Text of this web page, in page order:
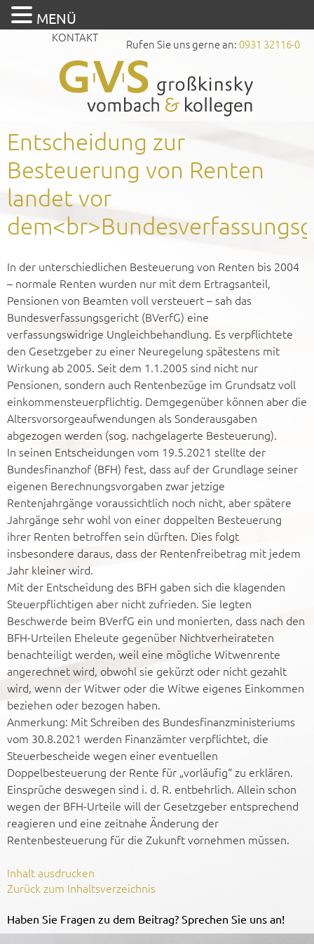
Rufen Sie uns gerne an: 0931 32116-0
KONTAKT
Entscheidung zur
Besteuerung von Renten
landet vor
In der unterschiedlichen Besteuerung von Renten bis 2004
– normale Renten wurden nur mit dem Ertragsanteil,
Pensionen von Beamten voll versteuert – sah das
Bundesverfassungsgericht (BVerfG) eine
verfassungswidrige Ungleichbehandlung. Es verpflichtete
den Gesetzgeber zu einer Neuregelung spätestens mit
Wirkung ab 2005. Seit dem 1.1.2005 sind nicht nur
Pensionen, sondern auch Rentenbezüge im Grundsatz voll
einkommensteuerpflichtig. Demgegenüber können aber die
Altersvorsorgeaufwendungen als Sonderausgaben
abgezogen werden (sog. nachgelagerte Besteuerung).
In seinen Entscheidungen vom 19.5.2021 stellte der
Bundesfinanzhof (BFH) fest, dass auf der Grundlage seiner
eigenen Berechnungsvorgaben zwar jetzige
Rentenjahrgänge voraussichtlich noch nicht, aber spätere
Jahrgänge sehr wohl von einer doppelten Besteuerung
ihrer Renten betroffen sein dürften. Dies folgt
insbesondere daraus, dass der Rentenfreibetrag mit jedem
Jahr kleiner wird.
Mit der Entscheidung des BFH gaben sich die klagenden
Steuerpflichtigen aber nicht zufrieden. Sie legten
Beschwerde beim BVerfG ein und monierten, dass nach den
BFH-Urteilen Eheleute gegen­über Nicht­verheirateten
benach­teiligt werden, weil eine mögliche Witwenrente
ange­rechnet wird, obwohl sie gekürzt oder nicht gezahlt
wird, wenn der Witwer oder die Witwe eigenes Einkommen
beziehen oder bezogen haben.
Anmerkung: Mit Schreiben des Bundesfinanzministeriums
vom 30.8.2021 werden Finanzämter verpflichtet, die
Steuerbescheide wegen einer eventuellen
Doppelbesteuerung der Rente für „vorläufig“ zu erklären.
Einsprüche deswegen sind i. d. R. entbehrlich. Allein schon
wegen der BFH-Urteile will der Gesetzgeber entsprechend
reagieren und eine zeitnahe Änderung der
Rentenbesteuerung für die Zukunft vornehmen müssen.
Inhalt ausdrucken
Zurück zum Inhaltsverzeichnis
Haben Sie Fragen zu dem Beitrag? Sprechen Sie uns an!
MENÜ